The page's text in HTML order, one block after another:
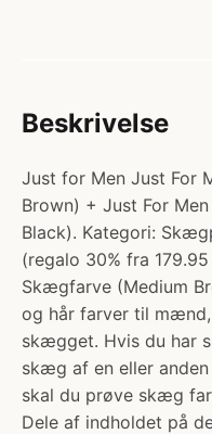
Beskrivelse
Just for Men Just For
Brown) + Just For
Black). Kategori:
(regalo 30% fra
Skægfarve (Medium
og hår farver til
skægget. Hvis du har
skæg af en eller
skal du prøve skæg
Dele af indholdet på